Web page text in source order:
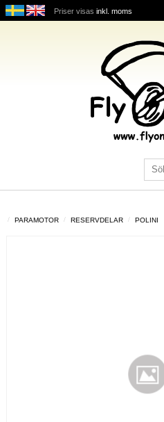
Priser visas inkl. moms
PARAMOTOR RESERVDELAR POLINI